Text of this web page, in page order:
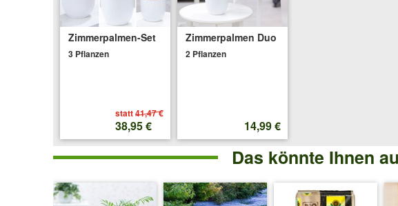
Zimmerpalmen-Set
3 Pflanzen
statt41,47 €
38,95 €
Zimmerpalmen Duo
2 Pflanzen
14,99 €
Das könnte Ihnen